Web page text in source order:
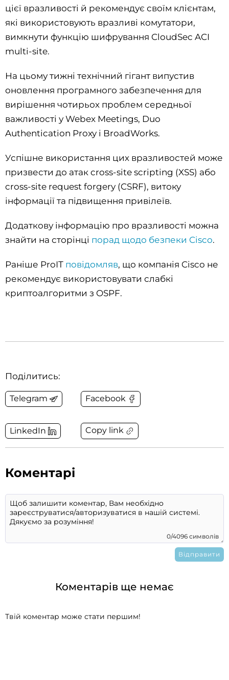
цієї вразливості й рекомендує своїм клієнтам,
які використовують вразливі комутатори,
вимкнути функцію шифрування CloudSec ACI
multi-site.
На цьому тижні технічний гігант випустив
оновлення програмного забезпечення для
вирішення чотирьох проблем середньої
важливості у Webex Meetings, Duo
Authentication Proxy і BroadWorks.
Успішне використання цих вразливостей може
призвести до атак cross-site scripting (XSS) або
cross-site request forgery (CSRF), витоку
інформації та підвищення привілеїв.
Додаткову інформацію про вразливості можна
знайти на сторінці порад щодо безпеки Cisco.
Раніше ProIT повідомляв, що компанія Cisco не
рекомендує використовувати слабкі
криптоалгоритми з OSPF.
Поділитись:
Telegram Facebook
LinkedIn Copy link
Коментарі
0/4096 символів
Коментарів ще немає
Твій коментар може стати першим!